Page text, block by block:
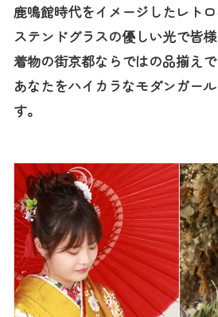
鹿鳴館時代をイメージしたレトロ
ステンドグラスの優しい光で皆様
着物の街京都ならではの品揃えで
あなたをハイカラなモダンガー
す。